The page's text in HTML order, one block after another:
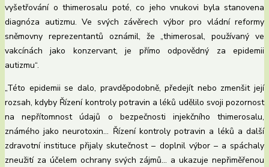
vyšetřování o thimerosalu poté, co jeho vnukovi byla stanovena
diagnóza autizmu. Ve svých závěrech výbor pro vládní reformy
sněmovny reprezentantů oznámil, že „thimerosal, používaný ve
vakcínách jako konzervant, je přímo odpovědný za epidemii
autizmu“.
„Této epidemii se dalo, pravděpodobně, předejít nebo zmenšit její
rozsah, kdyby Řízení kontroly potravin a léků udělilo svoji pozornost
na nepřítomnost údajů o bezpečnosti injekčního thimerosalu,
známého jako neurotoxin… Řízení kontroly potravin a léků a další
zdravotní instituce přijaly skutečnost – doplnil výbor – a spáchaly
zneužití za účelem ochrany svých zájmů… a ukazuje nepřiměřenou